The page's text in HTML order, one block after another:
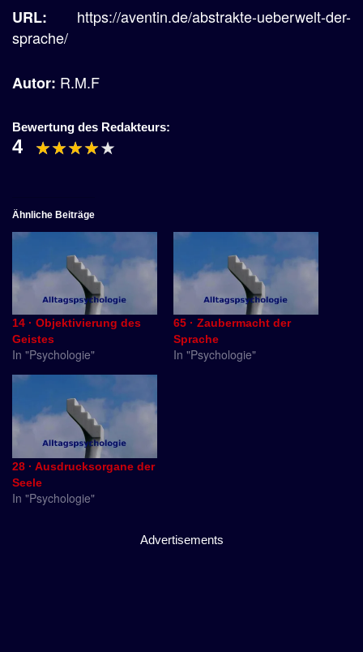
URL: https://aventin.de/abstrakte-ueberwelt-der-
sprache/
Autor: R.M.F
Bewertung des Redakteurs:
4
Ähnliche Beiträge
14 · Objektivierung des
Geistes
In "Psychologie"
65 · Zaubermacht der
Sprache
In "Psychologie"
28 · Ausdrucksorgane der
Seele
In "Psychologie"
Advertisements